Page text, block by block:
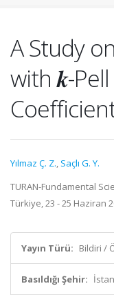
A Study
with 𝒌-
Yılmaz Ç. Z., Saçlı G. Y.
TURAN-Fundamental
Türkiye, 23 - 25 Haziran
Yayın Türü: Bildiri /
Basıldığı Şehir: